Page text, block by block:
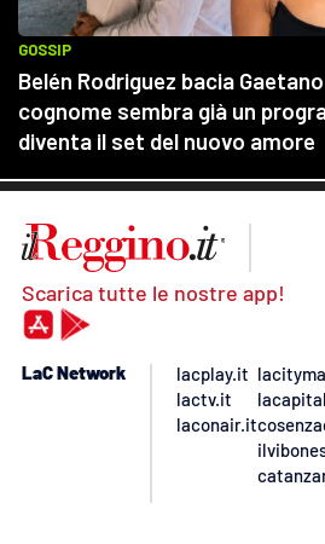
Scarica tutte le nostre app!
LaC Network
lacplay.it
lactv.it
laconair.it